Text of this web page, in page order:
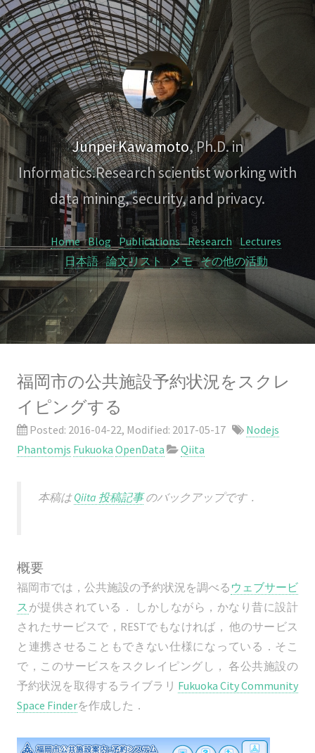
Junpei Kawamoto, Ph.D. in
Informatics.Research scientist working with
data mining, security, and privacy.
Home Blog Publications Research
Lectures
日本語 論文リスト メモ その他の活動
福岡市の公共施設予約状況をスクレ
イピングする
Posted: 2016-04-22, Modified: 2017-05-17
Nodejs
Phantomjs Fukuoka OpenData Qiita
本稿はQiita 投稿記事のバックアップです．
概要
福岡市では，公共施設の予約状況を調べる ウェブサービ
ス が提供されている． しかしながら，かなり昔に設計
されたサービスで，RESTでもなければ， 他のサービス
と連携させることもできない仕様になっている．そこ
で，このサービスをスクレイピングし， 各公共施設の
予約状況を取得するライブラリ Fukuoka City Community
Space Finderを作成した．